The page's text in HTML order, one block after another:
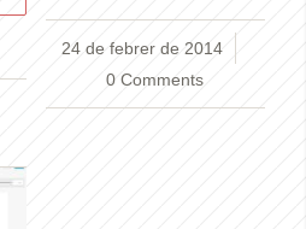
24 de febrer de 2014
/
0 Comments